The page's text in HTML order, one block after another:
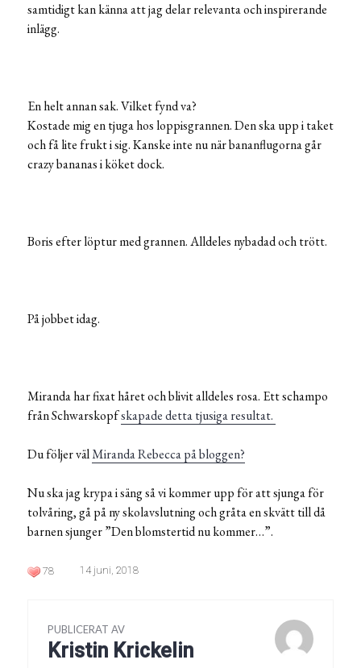
samtidigt kan känna att jag delar relevanta och inspirerande
inlägg.
En helt annan sak. Vilket fynd va?
Kostade mig en tjuga hos loppisgrannen. Den ska upp i taket
och få lite frukt i sig. Kanske inte nu när bananflugorna går
crazy bananas i köket dock.
Boris efter löptur med grannen. Alldeles nybadad och trött.
På jobbet idag.
Miranda har fixat håret och blivit alldeles rosa. Ett schampo
från Schwarskopfskapade detta tjusiga resultat.
Du följer välMiranda Rebecca på bloggen?
Nu ska jag krypa i säng så vi kommer upp för att sjunga för
tolvåring, gå på ny skolavslutning och gråta en skvätt till då
barnen sjunger ”Den blomstertid nu kommer…”.
78 14 juni, 2018
PUBLICERAT AV
Kristin Krickelin